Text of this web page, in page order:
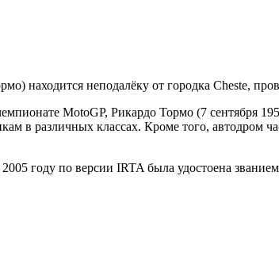
находится неподалёку от городка Cheste,
MotoGP, Рикардо Тормо (7 сентября
в различных классах. Кроме того, автодром
году по версии IRTA была удостоена